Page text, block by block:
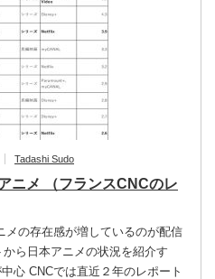
Tadashi Sudo
ニメ （フランスCNCのレ
メの存在感が増しているのが配信
ら日本アニメの状況を紹介す
心 CNCでは直近２年のレポート